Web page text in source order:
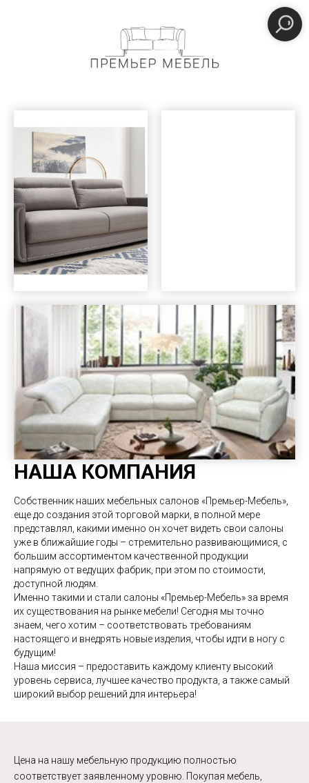
НАША КОМПАНИЯ
Собственник наших мебельных салонов «Премьер-Мебель»,
еще до создания этой торговой марки, в полной мере
представлял, какими именно он хочет видеть свои салоны
уже в ближайшие годы – стремительно развивающимися, с
большим ассортиментом качественной продукции
напрямую от ведущих фабрик, при этом по стоимости,
доступной людям.
Именно такими и стали салоны «Премьер-Мебель» за время
их существования на рынке мебели! Сегодня мы точно
знаем, чего хотим – соответствовать требованиям
настоящего и внедрять новые изделия, чтобы идти в ногу с
будущим!
Наша миссия – предоставить каждому клиенту высокий
уровень сервиса, лучшее качество продукта, а также самый
широкий выбор решений для интерьера!
Цена на нашу мебельную продукцию полностью
соответствует заявленному уровню. Покупая мебель,